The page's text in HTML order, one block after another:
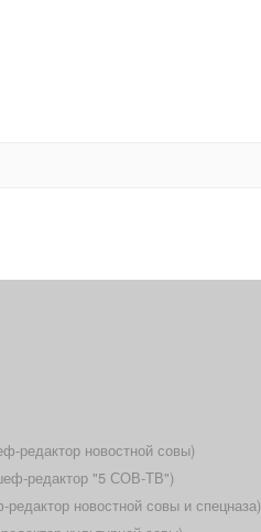
новостной совы)
редактор "5 СОВ-ТВ")
новостной совы и спецназа)